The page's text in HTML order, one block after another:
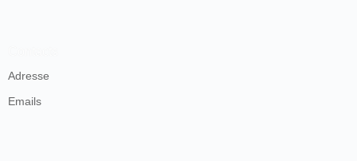
Adresse
Emails